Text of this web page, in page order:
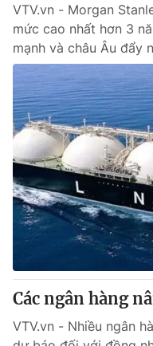
Phim VTV
Hậu trường
Nhân vật
Khán giả
Giải sao mai
Giải trí
Điện ảnh
Âm nhạc
Sao
Đời sống
Du lịch
Làm đẹp
Chất lượng cuộc sống
Giáo dục
Tuyển sinh
Học trực tuyến
Công nghệ
Hitech Công nghệ
Sản phẩm
Tư vấn
Giao lưu trực tuyến
Lịch phát sóng
VTV.vn - Morgan
mức cao nhất hơn 3
mạnh và châu Âu đẩy
Các ngân hàng
VTV.vn - Nhiều ngân